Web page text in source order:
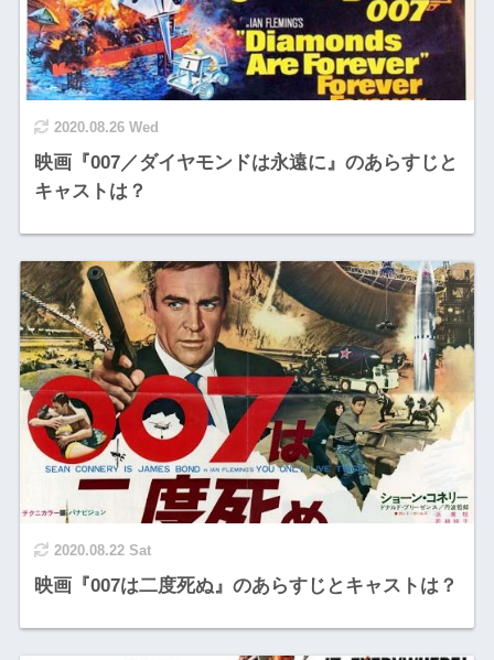
2020.08.26 Wed
映画『007／ダイヤモンドは永遠に』のあらすじと
キャストは？
2020.08.22 Sat
映画『007は二度死ぬ』のあらすじとキャストは？